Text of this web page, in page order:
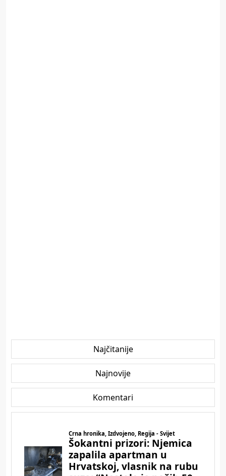
Najčitanije
Najnovije
Komentari